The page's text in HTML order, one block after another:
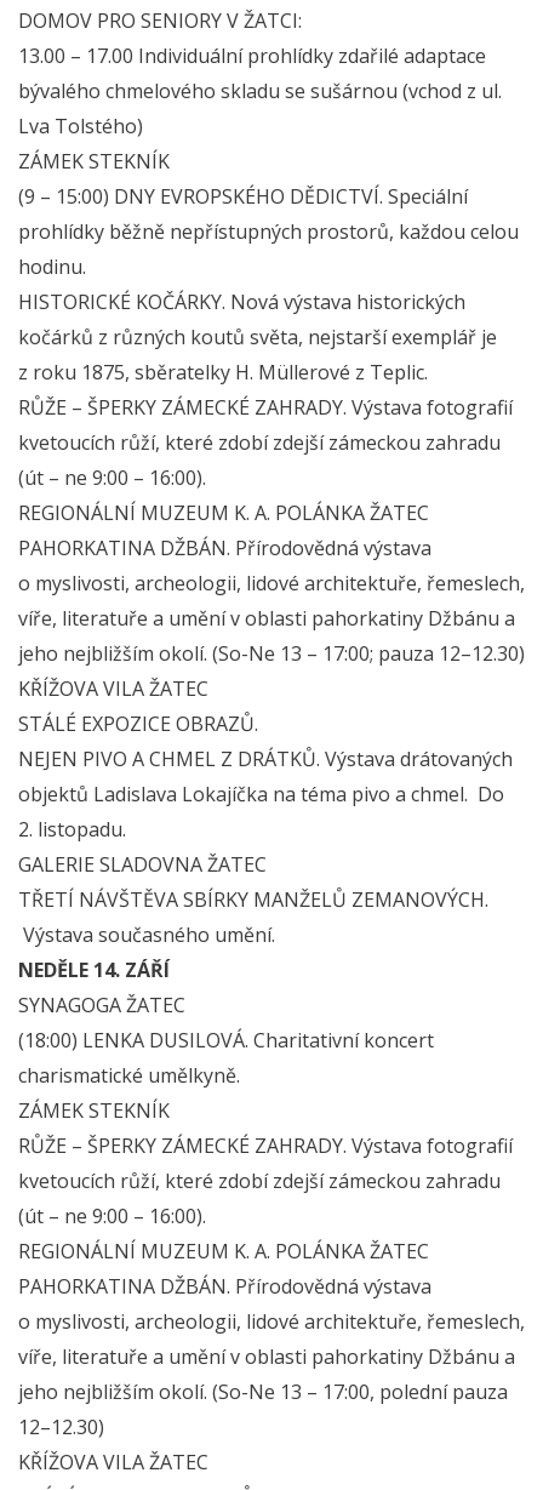
DOMOV PRO SENIORY V ŽATCI:
13.00 – 17.00 Individuální prohlídky zdařilé adaptace
bývalého chmelového skladu se sušárnou (vchod z ul.
Lva Tolstého)
ZÁMEK STEKNÍK
(9 – 15:00) DNY EVROPSKÉHO DĚDICTVÍ. Speciální
prohlídky běžně nepřístupných prostorů, každou celou
hodinu.
HISTORICKÉ KOČÁRKY. Nová výstava historických
kočárků z různých koutů světa, nejstarší exemplář je
z roku 1875, sběratelky H. Müllerové z Teplic.
RŮŽE – ŠPERKY ZÁMECKÉ ZAHRADY. Výstava fotografií
kvetoucích růží, které zdobí zdejší zámeckou zahradu
(út – ne 9:00 – 16:00).
REGIONÁLNÍ MUZEUM K. A. POLÁNKA ŽATEC
PAHORKATINA DŽBÁN. Přírodovědná výstava
o myslivosti, archeologii, lidové architektuře, řemeslech,
víře, literatuře a umění v oblasti pahorkatiny Džbánu a
jeho nejbližším okolí. (So-Ne 13 – 17:00; pauza 12–12.30)
KŘÍŽOVA VILA ŽATEC
STÁLÉ EXPOZICE OBRAZŮ.
NEJEN PIVO A CHMEL Z DRÁTKŮ. Výstava drátovaných
objektů Ladislava Lokajíčka na téma pivo a chmel. Do
2. listopadu.
GALERIE SLADOVNA ŽATEC
TŘETÍ NÁVŠTĚVA SBÍRKY MANŽELŮ ZEMANOVÝCH.
Výstava současného umění.
NEDĚLE 14. ZÁŘÍ
SYNAGOGA ŽATEC
(18:00) LENKA DUSILOVÁ. Charitativní koncert
charismatické umělkyně.
ZÁMEK STEKNÍK
RŮŽE – ŠPERKY ZÁMECKÉ ZAHRADY. Výstava fotografií
kvetoucích růží, které zdobí zdejší zámeckou zahradu
(út – ne 9:00 – 16:00).
REGIONÁLNÍ MUZEUM K. A. POLÁNKA ŽATEC
PAHORKATINA DŽBÁN. Přírodovědná výstava
o myslivosti, archeologii, lidové architektuře, řemeslech,
víře, literatuře a umění v oblasti pahorkatiny Džbánu a
jeho nejbližším okolí. (So-Ne 13 – 17:00, polední pauza
12–12.30)
KŘÍŽOVA VILA ŽATEC